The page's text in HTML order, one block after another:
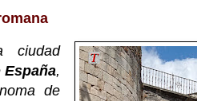
ciudad
España,
de